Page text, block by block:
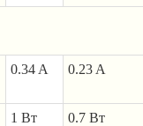
0.34 A 0.23 A
1 Вт 0.7 Вт